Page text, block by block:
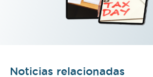
Noticias relacionadas